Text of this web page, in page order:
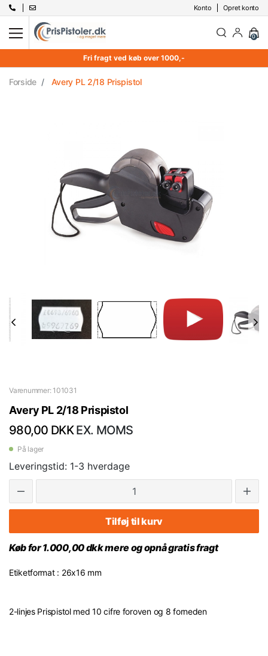
Konto Opret konto
0
Fri fragt ved køb over 1000,-
Forside Avery PL 2/18 Prispistol
Varenummer: 101031
Avery PL 2/18 Prispistol
980,00 DKK EX. MOMS
På lager
Leveringstid: 1-3 hverdage
Tilføj til kurv
Køb for 1.000,00 dkk mere og opnå gratis fragt
Etiketformat : 26x16 mm
2-linjes Prispistol med 10 cifre foroven og 8 forneden